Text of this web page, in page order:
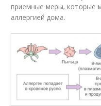
приемные меры, которые
аллергией дома.